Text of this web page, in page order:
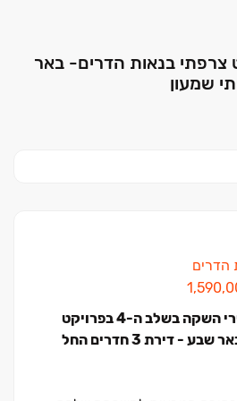
צרפתי בנאות הדרים- באר
שמעון
הדרים
הזדמנות אחרונה למחירי השקה בשלב ה-4 בפרויקט
'צרפתי בנאות הדרים' באר שבע - דירת 3 חדרים החל